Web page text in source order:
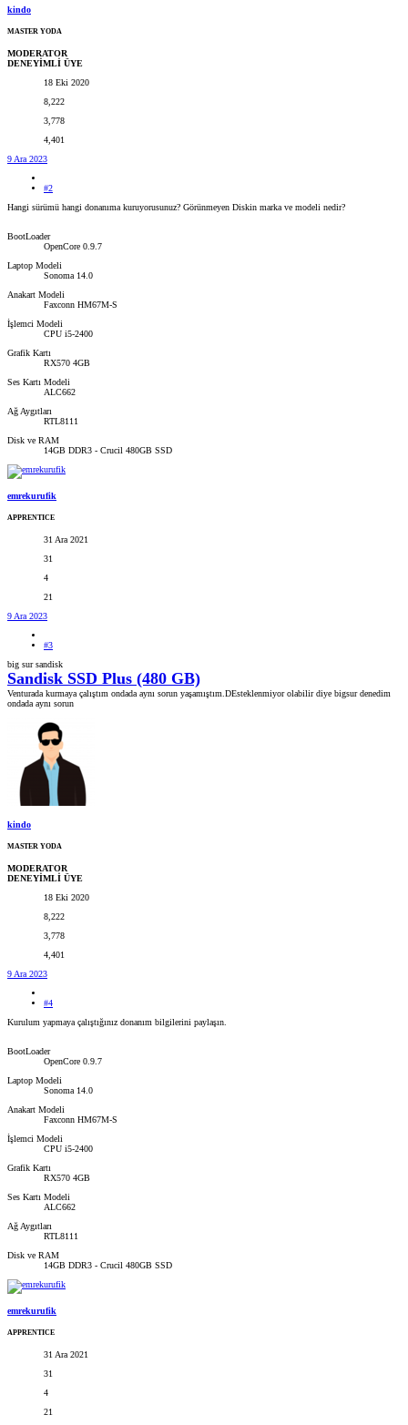
kindo
MASTER YODA
MODERATOR
DENEYİMLİ ÜYE
18 Eki 2020
8,222
3,778
4,401
9 Ara 2023
#2
Hangi sürümü hangi donanıma kuruyorusunuz? Görünmeyen Diskin marka ve modeli nedir?
BootLoader
OpenCore 0.9.7
Laptop Modeli
Sonoma 14.0
Anakart Modeli
Faxconn HM67M-S
İşlemci Modeli
CPU i5-2400
Grafik Kartı
RX570 4GB
Ses Kartı Modeli
ALC662
Ağ Aygıtları
RTL8111
Disk ve RAM
14GB DDR3 - Crucil 480GB SSD
emrekurufik
APPRENTICE
31 Ara 2021
31
4
21
9 Ara 2023
#3
big sur sandisk
Sandisk SSD Plus (480 GB)
Venturada kurmaya çalıştım ondada aynı sorun yaşamıştım.DEsteklenmiyor olabilir diye bigsur denedim
ondada aynı sorun
kindo
MASTER YODA
MODERATOR
DENEYİMLİ ÜYE
18 Eki 2020
8,222
3,778
4,401
9 Ara 2023
#4
Kurulum yapmaya çalıştığınız donanım bilgilerini paylaşın.
BootLoader
OpenCore 0.9.7
Laptop Modeli
Sonoma 14.0
Anakart Modeli
Faxconn HM67M-S
İşlemci Modeli
CPU i5-2400
Grafik Kartı
RX570 4GB
Ses Kartı Modeli
ALC662
Ağ Aygıtları
RTL8111
Disk ve RAM
14GB DDR3 - Crucil 480GB SSD
emrekurufik
APPRENTICE
31 Ara 2021
31
4
21